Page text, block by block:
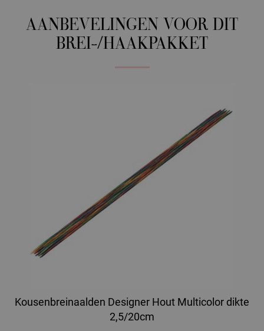
AANBEVELINGEN VOOR DIT
BREI-/HAAKPAKKET
Kousenbreinaalden Designer Hout Multicolor dikte
2,5/20cm